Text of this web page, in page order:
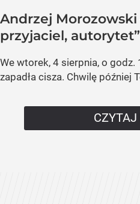
Andrzej Morozowski
przyjaciel, autorytet”
We wtorek, 4 sierpnia, o godz.
zapadła cisza. Chwilę później